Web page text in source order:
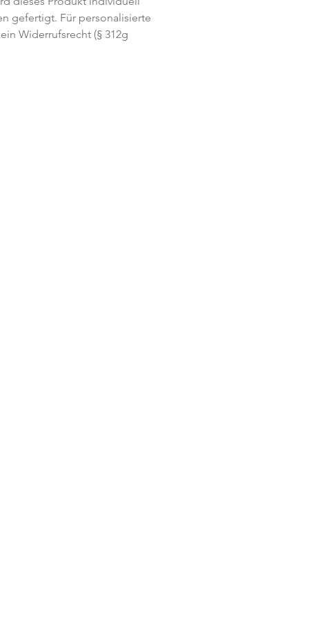
gefertigt. Für personalisierte
Widerrufsrecht (§ 312g